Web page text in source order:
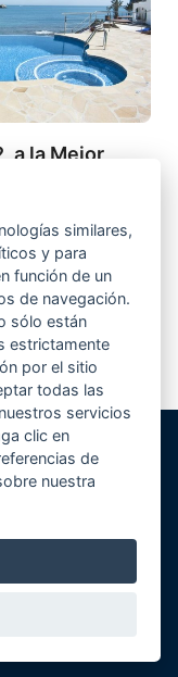
a la Mejor
el concurso que elige
Se
Leer más
>
similares,
y para
función de un
de navegación.
sólo están
estrictamente
por el sitio
todas las
servicios
clic en
de
nuestra